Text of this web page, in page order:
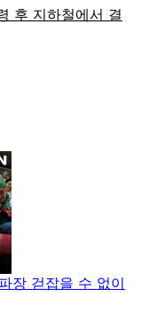
장 걷잡을 수 없이